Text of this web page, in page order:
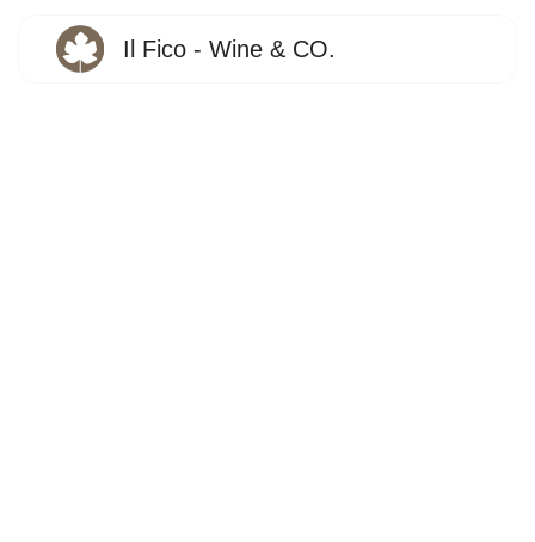
Il Fico - Wine & CO.